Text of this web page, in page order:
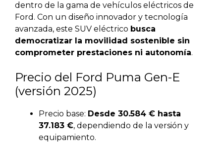
dentro de la gama de vehículos eléctricos de
Ford. Con un diseño innovador y tecnología
avanzada, este SUV eléctrico busca
democratizar la movilidad sostenible sin
comprometer prestaciones ni autonomía.
Precio del Ford Puma Gen-E
(versión 2025)
Precio base: Desde 30.584 € hasta
37.183 €, dependiendo de la versión y
equipamiento.